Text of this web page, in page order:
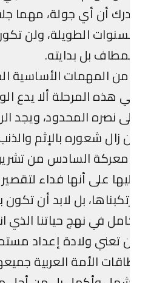
أن أي جولة، مهما جلت،
الطويلة، ولن تكون
بل بدايته.
المهمات الأساسية
هذه المرحلة ألا يدع
نصره المحدود، ويجد
زال شعوره بالإثم والذنب.
السادس من تشرين لا
على أنها فداء لتقصير
بل لابد أن تكون
في نهج حياتنا الذي
تعني ولادة إعداد مستمر
الأمة العربية